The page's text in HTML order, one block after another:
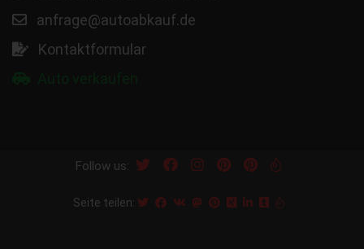
anfrage@autoabkauf.de
Kontaktformular
Follow us:
Seite teilen: